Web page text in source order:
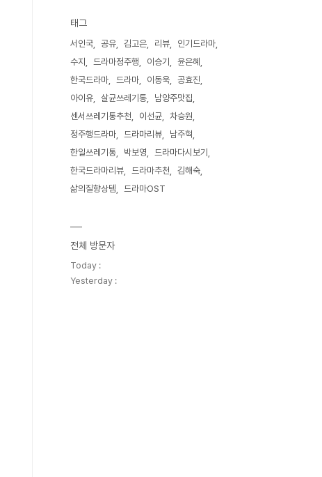
태그
서인국 공유 김고은 리뷰
인기드라마
수지
드라마정주행 이승기
윤은혜
한국드라마
드라마 이동욱
공효진
아이유
살균쓰레기통
남양주맛집
센서쓰레기통추천
이선균
차승원
정주행드라마
드라마리뷰
남주혁
한일쓰레기통
박보영
드라마다시보기
한국드라마리뷰
드라마추천
김해숙
삶의질향상템
드라마OST
전체 방문자
Today :
Yesterday :